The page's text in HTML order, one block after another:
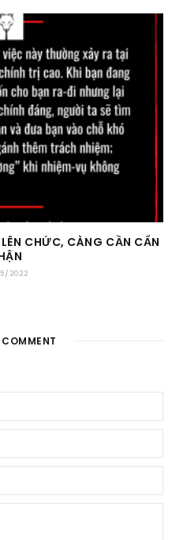
CHỨC, CÀNG CẦN CẨN
2022